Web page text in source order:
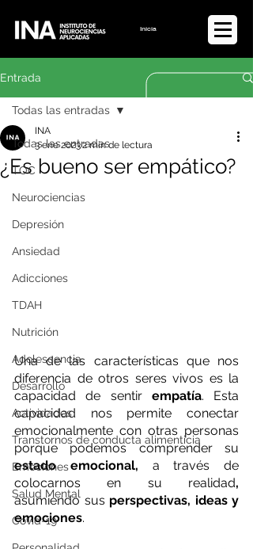
Iniciar sesión
Entrada
Todas las entradas
TOC
Neurociencias
Depresión
Ansiedad
Adicciones
TDAH
Nutrición
Adolescencia
Desarrollo
Actividades
Transtornos de conducta alimenticia
Emociones
Salud Mental
Covid-19
Todas las entradas
¿Es bueno ser empático?
INA
3 ene 20232 min de lectura
Una de las características que nos
diferencia de otros seres vivos es la
capacidad de sentir empatía. Esta
capacidad nos permite conectar
emocionalmente con otras personas
estado emocional, a través de
colocarnos en su realidad
asumiendo sus perspectivas, ideas y
emociones.